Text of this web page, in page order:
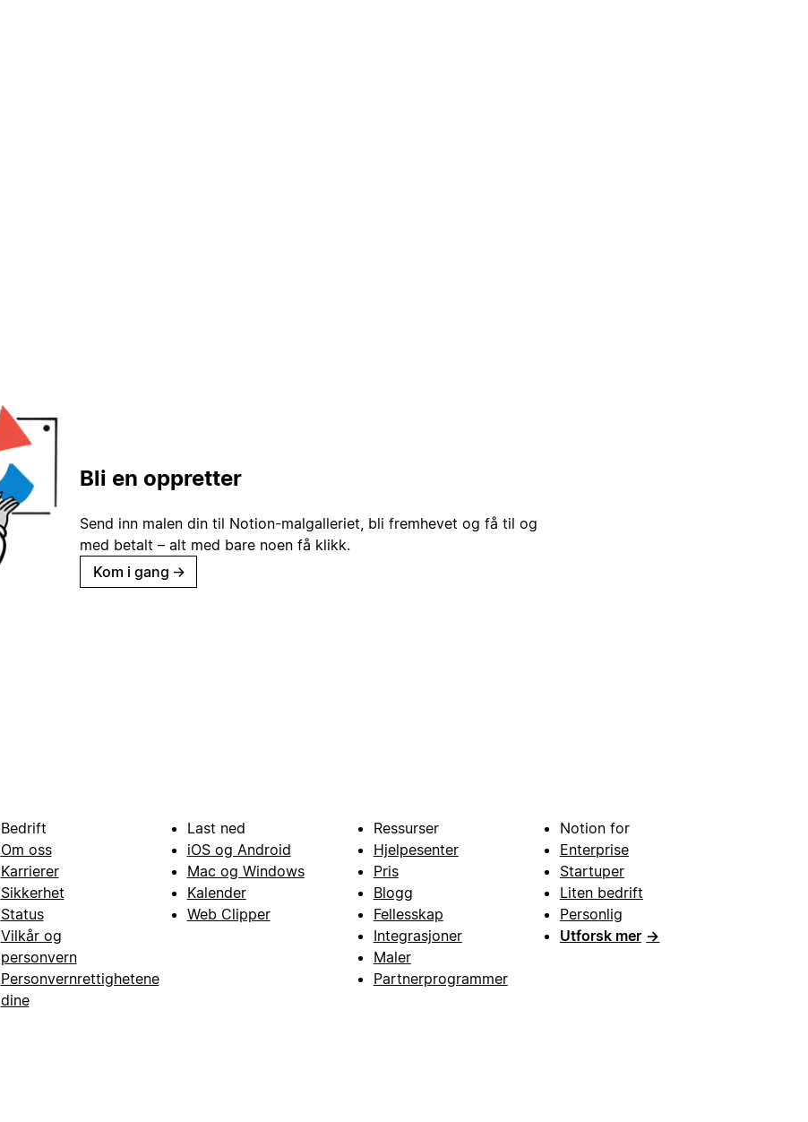
Bli en oppretter
Send inn malen din til Notion-malgalleriet, bli fremhevet og få til og
med betalt – alt med bare noen få klikk.
Kom i gang →
Bedrift
Om oss
Karrierer
Sikkerhet
Status
Vilkår og
personvern
Personvernrettighetene
dine
Last ned
iOS og Android
Mac og Windows
Kalender
Web Clipper
Ressurser
Hjelpesenter
Pris
Blogg
Fellesskap
Integrasjoner
Maler
Partnerprogrammer
Notion for
Enterprise
Startuper
Liten bedrift
Personlig
Utforsk mer →